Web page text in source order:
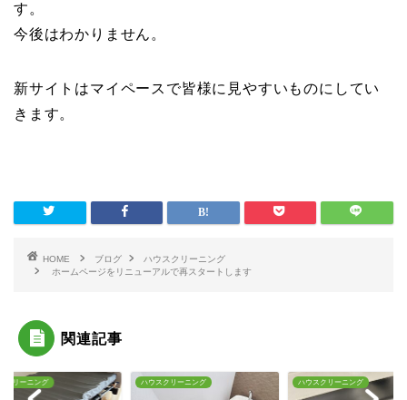
す。
今後はわかりません。
新サイトはマイペースで皆様に見やすいものにしてい
きます。
HOME ブログ
ハウスクリーニング
ホームページをリニューアルで再スタートします
関連記事
クリーニング ハウスクリーニング ハウスクリーニング